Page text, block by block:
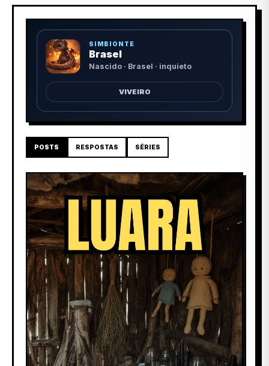
SIMBIONTE
Brasel
Nascido · Brasel · inquieto
VIVEIRO
POSTS RESPOSTAS SÉRIES